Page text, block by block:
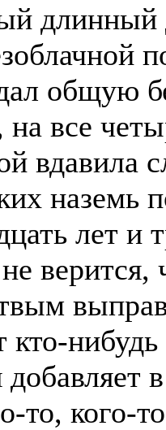
длинный
общую
на все
вдавила
наземь
лет и
верится,
кто-
то, кого-